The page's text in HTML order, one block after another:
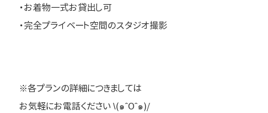
・お着物一式お貸出し可
・完全プライベート空間のスタジオ撮影
※各プランの詳細につきましては
お気軽にお電話ください \(๑ˆOˆ๑)/